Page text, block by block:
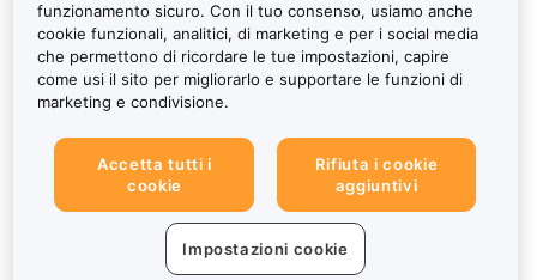
funzionamento sicuro. Con il tuo consenso, usiamo anche
cookie funzionali, analitici, di marketing e per i social media
che permettono di ricordare le tue impostazioni, capire
come usi il sito per migliorarlo e supportare le funzioni di
marketing e condivisione.
Accetta tutti i
cookie
Rifiuta i cookie
aggiuntivi
Impostazioni cookie